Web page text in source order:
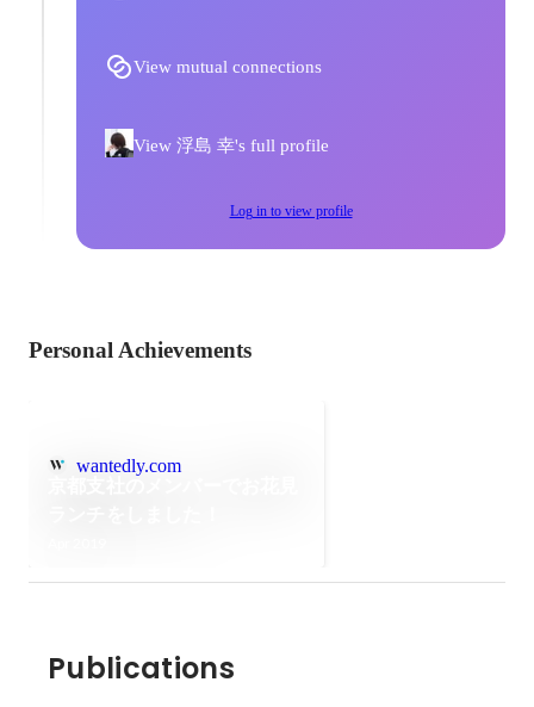
View mutual connections
View 浮島 幸's full profile
Log in to view profile
Personal Achievements
wantedly.com
Publications